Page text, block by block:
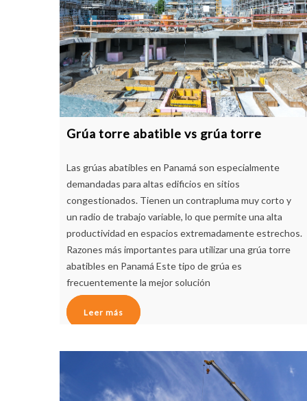
Grúa torre abatible vs grúa torre
Las grúas abatibles en Panamá son especialmente
demandadas para altas edificios en sitios
congestionados. Tienen un contrapluma muy corto y
un radio de trabajo variable, lo que permite una alta
productividad en espacios extremadamente estrechos.
Razones más importantes para utilizar una grúa torre
abatibles en Panamá Este tipo de grúa es
frecuentemente la mejor solución
Leer más